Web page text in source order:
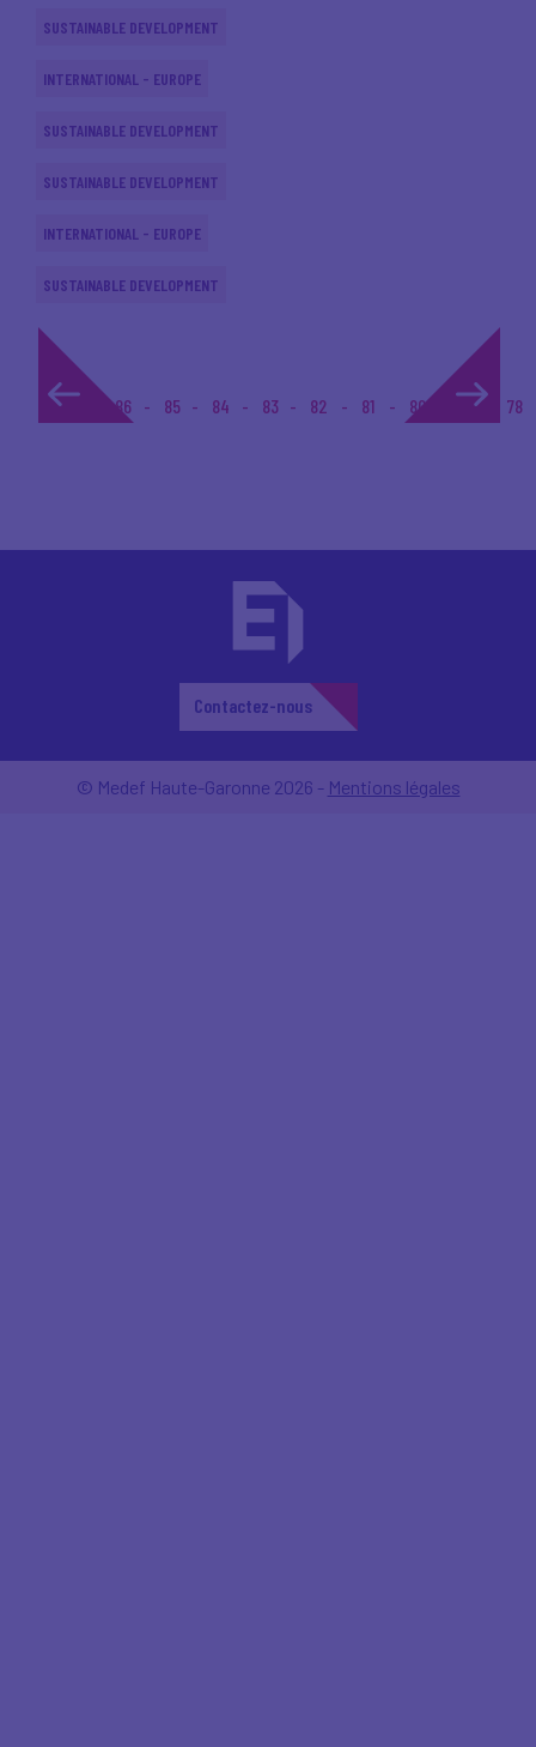
SUSTAINABLE DEVELOPMENT
INTERNATIONAL - EUROPE
SUSTAINABLE DEVELOPMENT
SUSTAINABLE DEVELOPMENT
INTERNATIONAL - EUROPE
SUSTAINABLE DEVELOPMENT
1... 86 85 84 83 82 81 80 78
Contactez-nous
© Medef Haute-Garonne 2026 - Mentions légales